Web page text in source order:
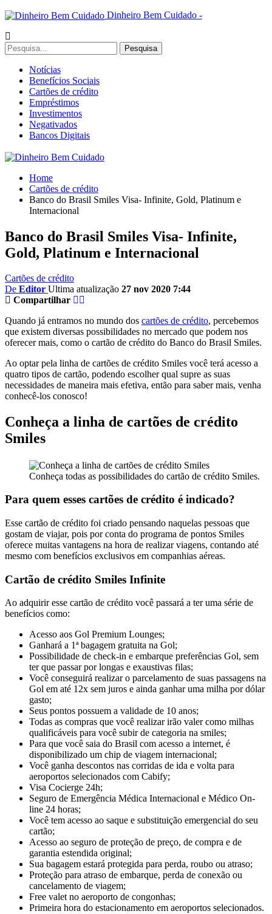
Dinheiro Bem Cuidado -
Notícias
Benefícios Sociais
Cartões de crédito
Empréstimos
Investimentos
Negativados
Bancos Digitais
Home
Cartões de crédito
Banco do Brasil Smiles Visa- Infinite, Gold, Platinum e
Internacional
Banco do Brasil Smiles Visa- Infinite,
Gold, Platinum e Internacional
Cartões de crédito
De Editor Ultima atualização 27 nov 2020 7:44
Compartilhar
Quando já entramos no mundo dos cartões de crédito, percebemos
que existem diversas possibilidades no mercado que podem nos
oferecer mais, como o cartão de crédito do Banco do Brasil Smiles.
Ao optar pela linha de cartões de crédito Smiles você terá acesso a
quatro tipos de cartão, podendo escolher qual supre as suas
necessidades de maneira mais efetiva, então para saber mais, venha
conhecê-los conosco!
Conheça a linha de cartões de crédito
Smiles
Conheça todas as possibilidades do cartão de crédito Smiles.
Para quem esses cartões de crédito é indicado?
Esse cartão de crédito foi criado pensando naquelas pessoas que
gostam de viajar, pois por conta do programa de pontos Smiles
oferece muitas vantagens na hora de realizar viagens, contando até
mesmo com benefícios exclusivos em companhias aéreas.
Cartão de crédito Smiles Infinite
Ao adquirir esse cartão de crédito você passará a ter uma série de
benefícios como:
Acesso aos Gol Premium Lounges;
Ganhará a 1ª bagagem gratuita na Gol;
Possibilidade de check-in e embarque preferências Gol, sem
ter que passar por longas e exaustivas filas;
Você conseguirá realizar o parcelamento de suas passagens na
Gol em até 12x sem juros e ainda ganhar uma milha por dólar
gasto;
Seus pontos possuem a validade de 10 anos;
Todas as compras que você realizar irão valer como milhas
qualificáveis para você subir de categoria na smiles;
Para que você saia do Brasil com acesso a internet, é
disponibilizado um chip de viagem internacional;
Você ganha descontos nas corridas de ida e volta para
aeroportos selecionados com Cabify;
Visa Cocierge 24h;
Seguro de Emergência Médica Internacional e Médico On-
line 24 horas;
Você tem acesso ao saque e substituição emergencial do seu
cartão;
Acesso ao seguro de proteção de preço, de compra e de
garantia estendida original;
Sua bagagem estará protegida para perda, roubo ou atraso;
Proteção para atraso de embarque, perda de conexão ou
cancelamento de viagem;
Free valet no aeroporto de congonhas;
Primeira hora do estacionamento em aeroportos selecionados.